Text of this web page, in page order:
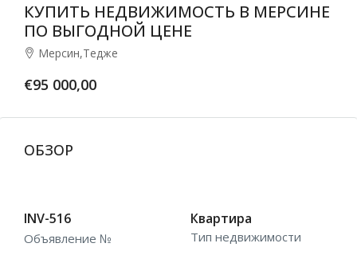
КУПИТЬ НЕДВИЖИМОСТЬ В МЕРСИНЕ
ПО ВЫГОДНОЙ ЦЕНЕ
Мерсин,Тедже
€95 000,00
ОБЗОР
INV-516
Объявление №
Квартира
Тип недвижимости